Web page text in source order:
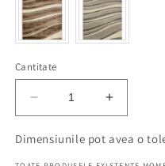
Cantitate
Reduceți
cantitatea
pentru
Creșteți
cantitatea
pentru
Dimensiunile pot avea o